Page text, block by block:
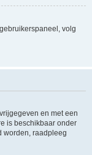
volg
en met een
is beschikbaar onder
worden, raadpleeg